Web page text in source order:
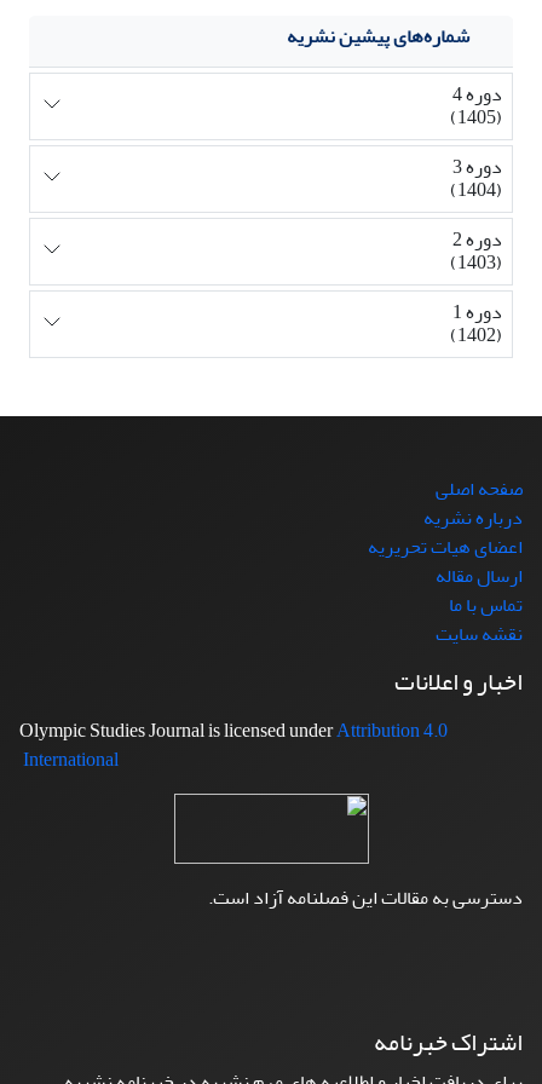
شماره‌های پیشین نشریه
دوره 4
(1405)
دوره 3
(1404)
دوره 2
(1403)
دوره 1
(1402)
صفحه اصلی
درباره نشریه
اعضای هیات تحریریه
ارسال مقاله
تماس با ما
نقشه سایت
اخبار و اعلانات
Attribution 4.0
International
دسترسی به مقالات این فصلنامه آزاد است.
اشتراک خبرنامه